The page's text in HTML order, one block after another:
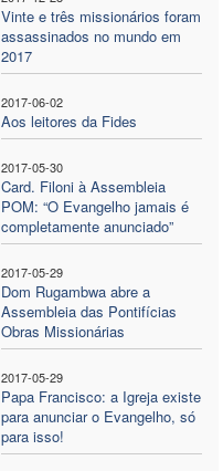
Vinte e três missionários foram
assassinados no mundo em
2017
2017-06-02
Aos leitores da Fides
2017-05-30
Card. Filoni à Assembleia
POM: “O Evangelho jamais é
completamente anunciado”
2017-05-29
Dom Rugambwa abre a
Assembleia das Pontifícias
Obras Missionárias
2017-05-29
Papa Francisco: a Igreja existe
para anunciar o Evangelho, só
para isso!